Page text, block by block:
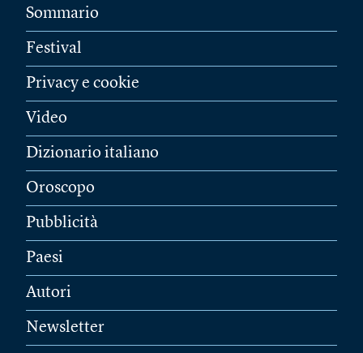
Sommario
Festival
Privacy e cookie
Video
Dizionario italiano
Oroscopo
Pubblicità
Paesi
Autori
Newsletter